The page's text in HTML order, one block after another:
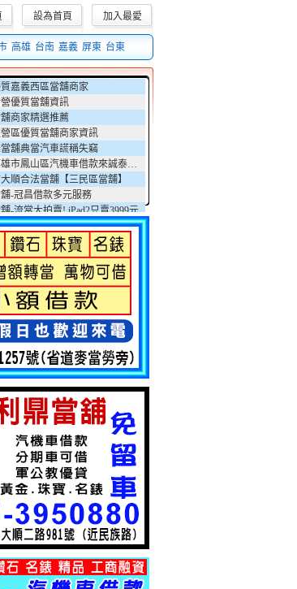
的當舖融資週轉信息。
設為首頁 加入最愛
高雄 台南 嘉義 屏東 台東
嘉義西區當舖商家
優質當舖資訊
商家精選推薦
區優質當舖商家資訊
舖典當汽車謊稱失竊
推薦高雄市鳳山區汽機車借款來誠泰當舖
順合法當舖【三民區當舖】
-冠昌借款多元服務
-流當大拍賣! iPad2只賣3999元
高雄久大融資公司 - -汽車借款 支票貼現 當舖 支票借款 工商融資 現金週轉 公司工廠借貸
嘉義西區當舖商家
優質當舖資訊
商家精選推薦
區優質當舖商家資訊
舖典當汽車謊稱失竊
推薦高雄市鳳山區汽機車借款來誠泰當舖
大順合法當舖【三民區當舖】
舖-冠昌借款多元服務
-流當大拍賣! iPad2只賣3999元
高雄久大融資公司 - -汽車借款 支票貼現 當舖 支票借款 工商融資 現金週轉 公司工廠借貸